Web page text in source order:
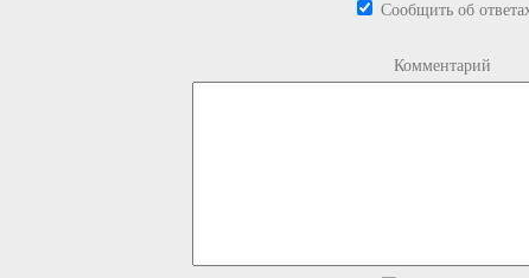
Сообщить об
Комментарий